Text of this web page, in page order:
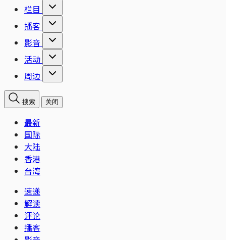
栏目
播客
影音
活动
周边
搜索 关闭
最新
国际
大陆
香港
台湾
速递
解读
评论
播客